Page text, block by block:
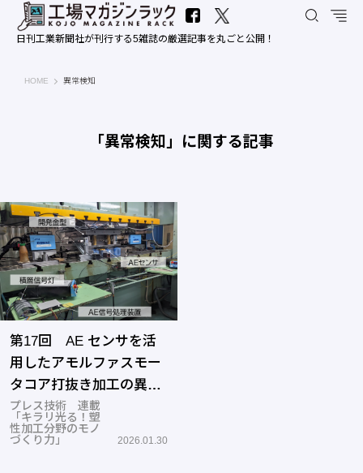
日刊工業新聞社が刊行する5雑誌の厳選記事を丸ごと公開！
HOME 工場マガジンラック｜日刊工業新聞社
異常検知
「異常検知」に関する記事
第17回 AE センサを活
用したアモルファスモー
タコア打抜き加工の異常
検知システム ─長野県工
業技術総合センター、ナ
プレス技術 連載
「キラリ光る！塑
性加工分野のモノ
づくり力」
2026.01.30